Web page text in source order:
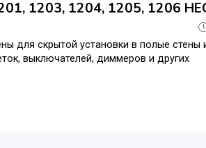
1203, 1204, 1205, 1206
для скрытой установки в полые стены
выключателей, диммеров и других